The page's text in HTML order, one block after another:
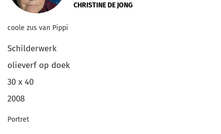
CHRISTINE DE JONG
coole zus van Pippi
Schilderwerk
olieverf op doek
30 x 40
2008
Portret